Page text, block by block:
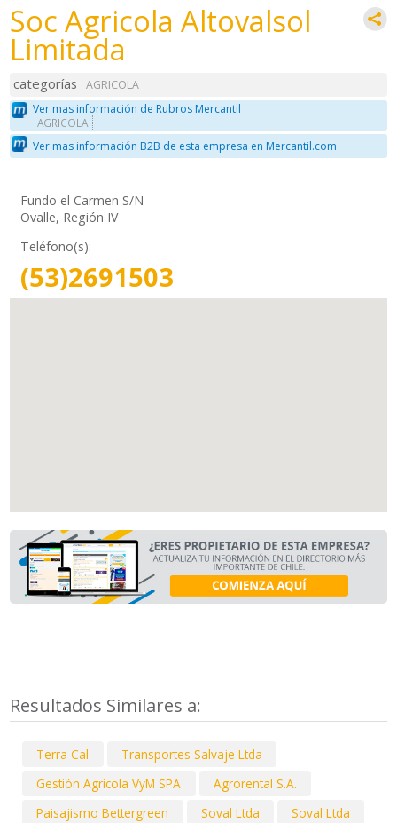
Soc Agricola Altovalsol
Limitada
categorías
AGRICOLA
Ver mas información de Rubros Mercantil
AGRICOLA
Ver mas información B2B de esta empresa en Mercantil.com
Fundo el Carmen S/N
Ovalle, Región IV
Teléfono(s):
(53)2691503
Resultados Similares a:
Terra Cal
Transportes Salvaje Ltda
Gestión Agricola VyM SPA
Agrorental S.A.
Paisajismo Bettergreen
Soval Ltda Soval Ltda